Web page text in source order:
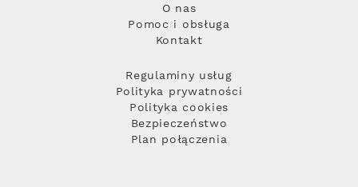
O nas
Pomoc i obsługa
Kontakt
Regulaminy usług
Polityka prywatności
Polityka cookies
Bezpieczeństwo
Plan połączenia